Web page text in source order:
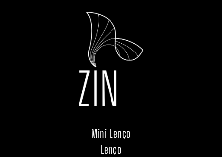
Mini Lenço
Lenço